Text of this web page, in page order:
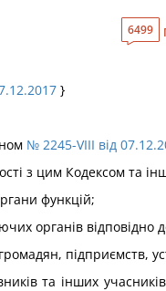
6499
}
№ 2245-VIII від
з цим Кодексом
функцій;
органів відповідно
підприємств,
та інших